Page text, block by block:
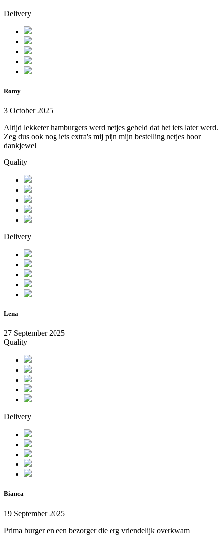
Delivery
Romy
3 October 2025
Altijd lekketer hamburgers werd netjes gebeld dat het iets later werd.
Zeg dus ook nog iets extra's mij pijn mijn bestelling netjes hoor
dankjewel
Quality
Delivery
Lena
27 September 2025
Quality
Delivery
Bianca
19 September 2025
Prima burger en een bezorger die erg vriendelijk overkwam